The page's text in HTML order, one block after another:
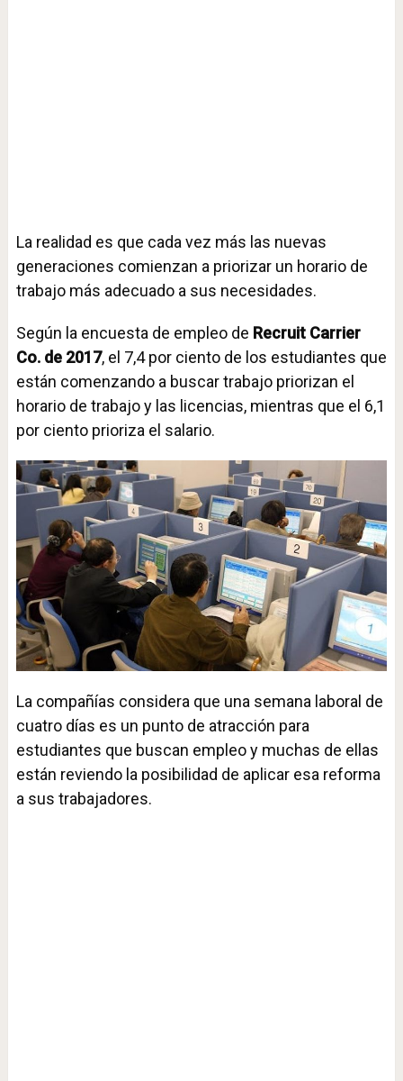
La realidad es que cada vez más las nuevas
generaciones comienzan a priorizar un horario de
trabajo más adecuado a sus necesidades.
Según la encuesta de empleo de Recruit Carrier
Co. de 2017, el 7,4 por ciento de los estudiantes que
están comenzando a buscar trabajo priorizan el
horario de trabajo y las licencias, mientras que el 6,1
por ciento prioriza el salario.
La compañías considera que una semana laboral de
cuatro días es un punto de atracción para
estudiantes que buscan empleo y muchas de ellas
están reviendo la posibilidad de aplicar esa reforma
a sus trabajadores.